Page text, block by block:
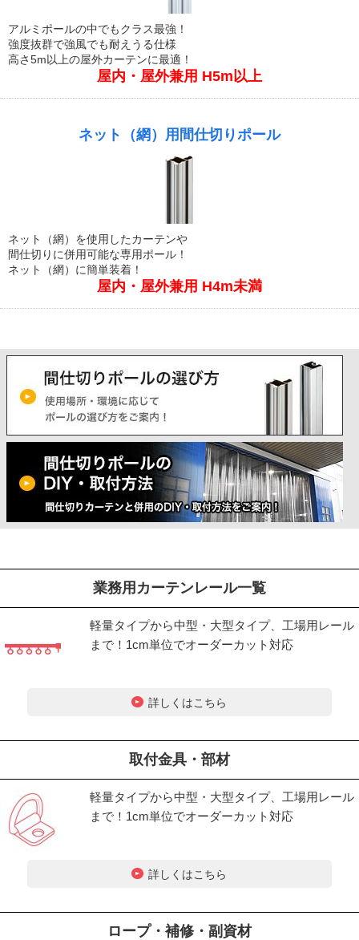
アルミポールの中でもクラス最強！
強度抜群で強風でも耐えうる仕様
高さ5m以上の屋外カーテンに最適！
屋内・屋外兼用 H5m以上
ネット（網）用間仕切りポール
ネット（網）を使用したカーテンや
間仕切りに併用可能な専用ポール！
ネット（網）に簡単装着！
屋内・屋外兼用 H4m未満
業務用カーテンレール一覧
軽量タイプから中型・大型タイプ、工場用レール
まで！1cm単位でオーダーカット対応
詳しくはこちら
取付金具・部材
軽量タイプから中型・大型タイプ、工場用レール
まで！1cm単位でオーダーカット対応
詳しくはこちら
ロープ・補修・副資材